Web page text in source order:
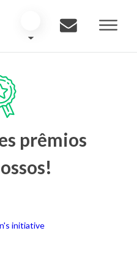
prêmios